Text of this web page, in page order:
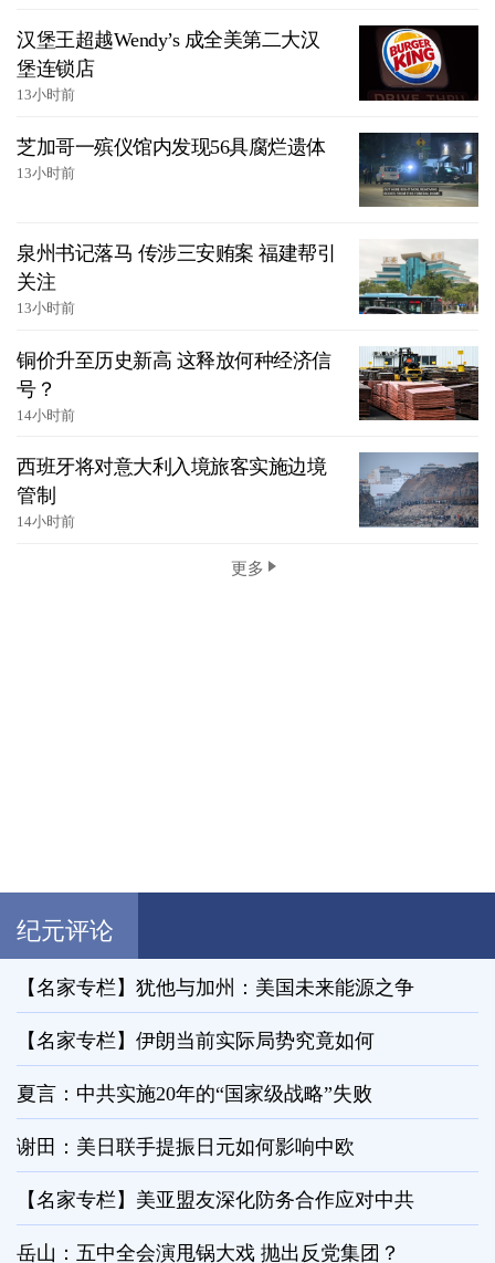
汉堡王超越Wendy’s 成全美第二大汉
堡连锁店
13小时前
芝加哥一殡仪馆内发现56具腐烂遗体
13小时前
泉州书记落马 传涉三安贿案 福建帮引
关注
13小时前
铜价升至历史新高 这释放何种经济信
号？
14小时前
西班牙将对意大利入境旅客实施边境
管制
14小时前
更多
纪元评论
【名家专栏】犹他与加州：美国未来能源之争
【名家专栏】伊朗当前实际局势究竟如何
夏言：中共实施20年的“国家级战略”失败
谢田：美日联手提振日元如何影响中欧
【名家专栏】美亚盟友深化防务合作应对中共
岳山：五中全会演甩锅大戏 抛出反党集团？